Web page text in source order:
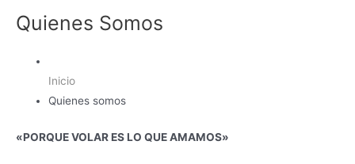
Quienes Somos
Inicio
Quienes somos
«PORQUE VOLAR ES LO QUE AMAMOS»